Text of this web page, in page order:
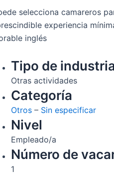
selecciona camareros
experiencia
inglés
Tipo de
Otras actividades
Categoría
Otros – Sin especificar
Nivel
Empleado/a
Número de
1